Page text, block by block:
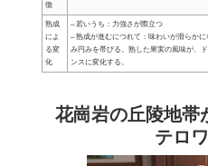
徴
熟成
によ
る変
化
– 若いうち：力強さが際立つ
– 熟成が進むにつれて：味わいが滑らか
み円みを帯びる。熟した果実の風味が、
ンスに変化する。
花崗岩の丘陵地帯
テロ